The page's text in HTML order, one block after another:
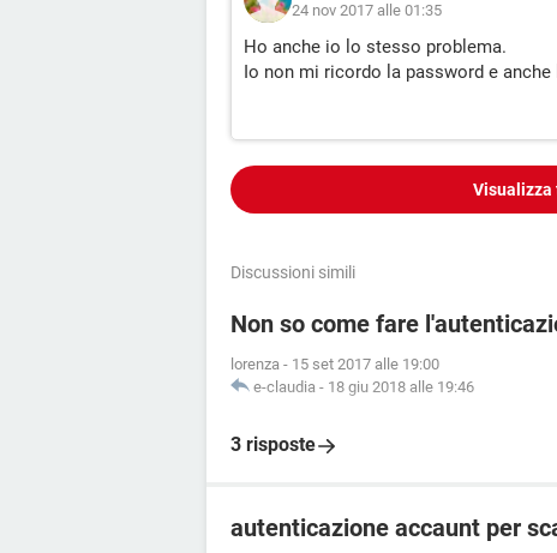
24 nov 2017 alle 01:35
Ho anche io lo stesso problema.
Io non mi ricordo la password e
Visualizza
Discussioni simili
Non so come fare
lorenza - 15 set 2017 alle 19:00
e-claudia - 18 giu 2018 alle 19:46
3 risposte
autenticazione accaunt per